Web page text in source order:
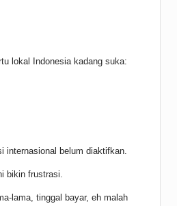
lokal Indonesia kadang suka:
internasional belum diaktifkan.
bikin frustrasi.
lama, tinggal bayar, eh malah